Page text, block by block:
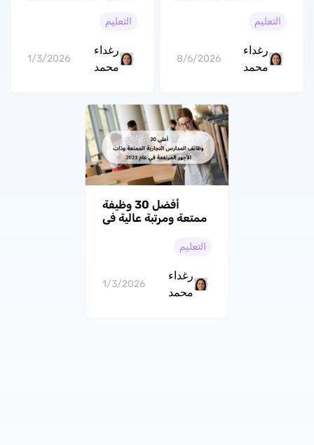
التعليم
رغداء
محمد
8/6/2026
التعليم
رغداء
محمد
1/3/2026
أفضل 30 وظيفة
ممتعة ومرتبة عالية في
التعليم
رغداء
محمد
1/3/2026